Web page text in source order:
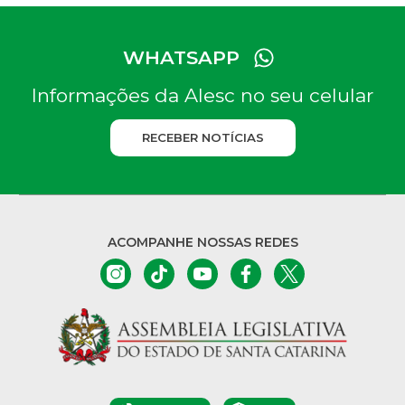
WHATSAPP
Informações da Alesc no seu celular
RECEBER NOTÍCIAS
ACOMPANHE NOSSAS REDES